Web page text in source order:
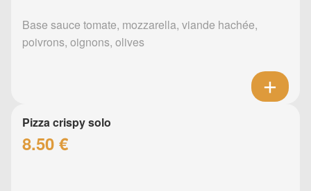
Base sauce tomate, mozzarella, viande hachée,
poivrons, oignons, olives
Pizza crispy solo
8.50 €